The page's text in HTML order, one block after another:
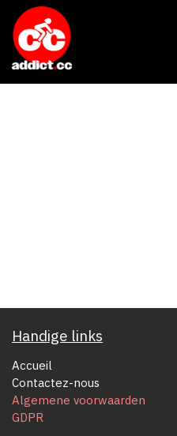
Overslaan naar inhoud
Handige links
Accueil
Contactez-nous
Algemene voorwaarden
GDPR